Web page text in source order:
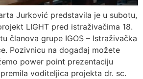
Jurković predstavila je u subotu,
LIGHT pred istraživačima 18.
članova grupe IGOS – Istraživačka
Pozivnicu na događaj možete
power point prezentaciju
voditeljica projekta dr. sc.